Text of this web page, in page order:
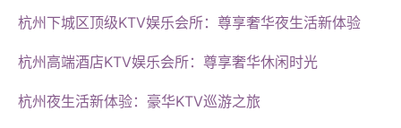
是一楼，沙发上很脏，很脏很脏，一眼看得到的那种，而
且不是一点，我看了一圈全都是，很多歌点不到，设备老
杭州下城区顶级KTV娱乐会所：尊享奢华夜生活新体验
杭州高端酒店KTV娱乐会所：尊享奢华休闲时光
杭州夜生活新体验：豪华KTV巡游之旅